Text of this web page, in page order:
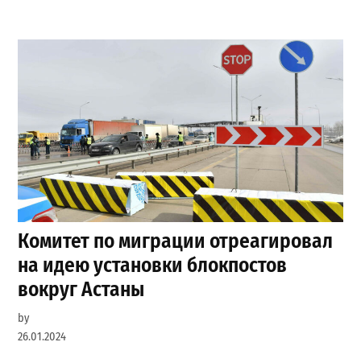
Комитет по миграции отреагировал
на идею установки блокпостов
вокруг Астаны
by
26.01.2024